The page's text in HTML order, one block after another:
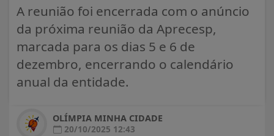
A reunião foi encerrada com o anúncio
da próxima reunião da Aprecesp,
marcada para os dias 5 e 6 de
dezembro, encerrando o calendário
anual da entidade.
OLÍMPIA MINHA CIDADE
20/10/2025 12:43